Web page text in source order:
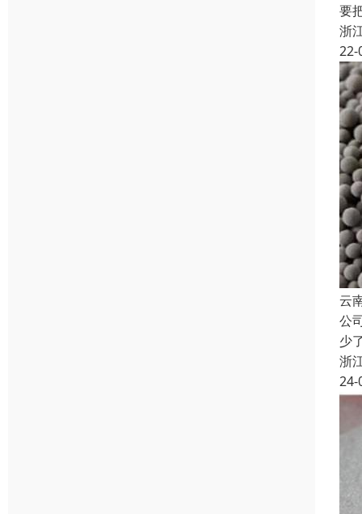
要
浙
22-
云
公
少
浙
24-